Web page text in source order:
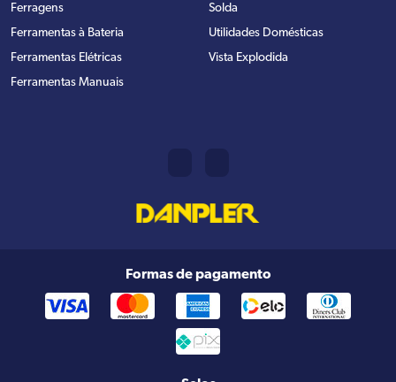
Ferragens
Ferramentas à Bateria
Ferramentas Elétricas
Ferramentas Manuais
Solda
Utilidades Domésticas
Vista Explodida
Formas de pagamento